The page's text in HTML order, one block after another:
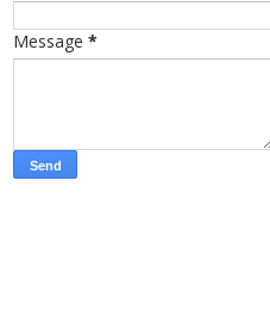
Message *